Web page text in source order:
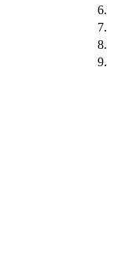
6.
7.
8.
9.